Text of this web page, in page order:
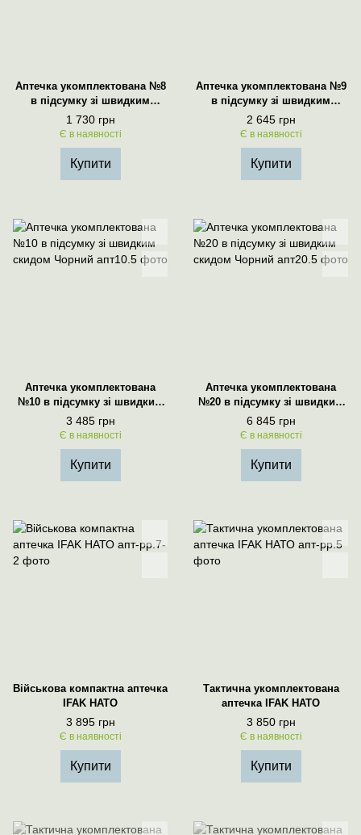
Аптечка укомплектована №8
в підсумку зі швидким
скидом Чорний
1 730 грн
Є в наявності
Купити
Аптечка укомплектована №9
в підсумку зі швидким
скидом Чорний
2 645 грн
Є в наявності
Купити
Аптечка укомплектована
№10 в підсумку зі швидким
скидом Чорний
3 485 грн
Є в наявності
Купити
Аптечка укомплектована
№20 в підсумку зі швидким
скидом Чорний
6 845 грн
Є в наявності
Купити
Військова компактна аптечка
IFAK НАТО
3 895 грн
Є в наявності
Купити
Тактична укомплектована
аптечка IFAK НАТО
3 850 грн
Є в наявності
Купити